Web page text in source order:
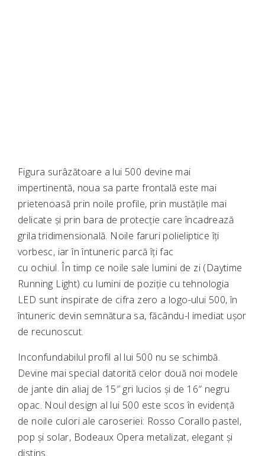
Figura surâzătoare a lui 500 devine mai
impertinentă, noua sa parte frontală este mai
prietenoasă prin noile profile, prin mustățile mai
delicate și prin bara de protecție care încadrează
grila tridimensională. Noile faruri polieliptice îți
vorbesc, iar în întuneric parcă îți fac
cu ochiul. În timp ce noile sale lumini de zi (Daytime
Running Light) cu lumini de poziție cu tehnologia
LED sunt inspirate de cifra zero a logo-ului 500, în
întuneric devin semnătura sa, făcându-l imediat ușor
de recunoscut.
Inconfundabilul profil al lui 500 nu se schimbă.
Devine mai special datorită celor două noi modele
de jante din aliaj de 15″ gri lucios și de 16″ negru
opac. Noul design al lui 500 este scos în evidență
de noile culori ale caroseriei: Rosso Corallo pastel,
pop și solar, Bodeaux Opera metalizat, elegant și
distins.